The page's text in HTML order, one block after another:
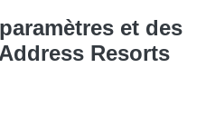
et des
Resorts